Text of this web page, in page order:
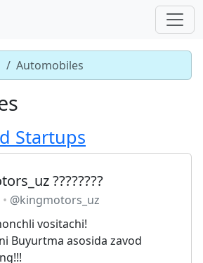
Automobiles
Startups
????????
@kingmotors_uz
vositachi!
Buyurtma asosida zavod